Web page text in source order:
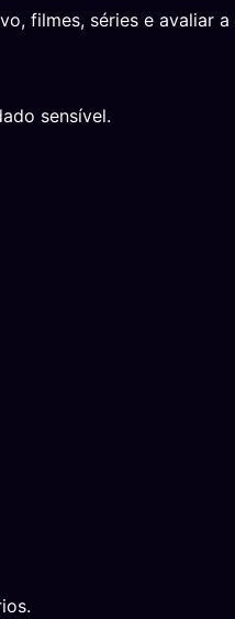
filmes, séries e avaliar
sensível.